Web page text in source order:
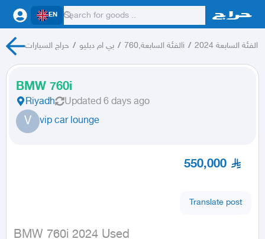
EN
حراج السيارات / بي ام دبليو / الفئة السابعة,760i / الفئة السابعة 2024
BMW 760i
Riyadh Updated 6 days ago
V vip car lounge
550,000
Translate post
BMW 760i 2024 Used